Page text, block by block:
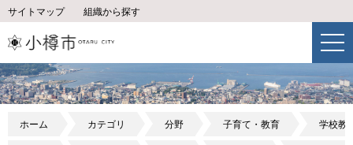
サイトマップ 組織から探す
ホーム カテゴリ 分野 子育て・教育 学校教